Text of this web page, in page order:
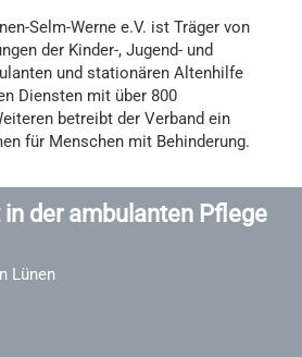
Selm-Werne e.V. ist Träger von
der Kinder-, Jugend- und
und stationären Altenhilfe
Diensten mit über 800
betreibt der Verband ein
für Menschen mit Behinderung.
der ambulanten Pflege
Lünen